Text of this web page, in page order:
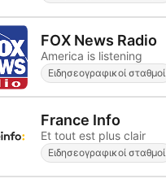
FOX News Radio
America is listening
Ειδησεογραφικοί σταθμοί
France Info
Et tout est plus clair
Ειδησεογραφικοί σταθμοί